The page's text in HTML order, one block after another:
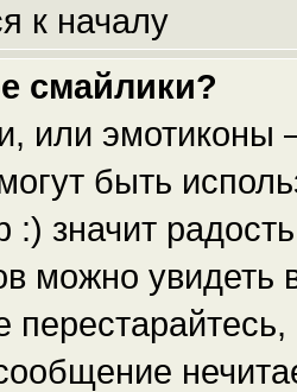
к началу
смайлики?
или эмотиконы
быть
:) значит
можно